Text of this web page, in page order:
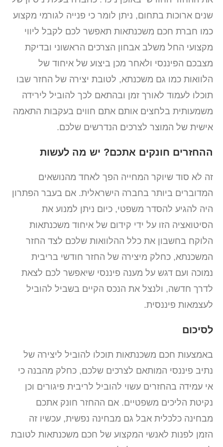
שנים ארוכות בתחום, ניתן לומר כי פנייה לגורמי מקצוע
כמו חברת חכם משכנתאות תאפשר לכם לקבל ליווי
מקצועי החל משלב אבחון הצרכים הראשוני ובדיקת
מצבכם הפיננסי ולאחר מכן ביצוע של איחוד של
הלוואות כמו גם משכנתא, לטובת יצירה של החזר שבו
תוכלו לעמוד לאורך זמן ובהתאם לכך להוביל לירידה
משמעותית בלחצים אותם אתם חווים בעקבות התאמה
אישית של המוצר לצרכים הנדרשים שלכם.
ההחזרים חונקים אתכם? יש מה לעשות
זה לא סוד שיוקר המחייה הפך לאחד מהנושאים
המדוברים ביותר בחברה הישראלית. אם בעבר הפתרון
היה להגיע להסדר משפטי, כיום ניתן למנוע את
הסיטואציה הזו על ידי קידום של איחוד משכנתאות
הלוקח בחשבון את כלל ההלוואות שלכם לצד החזר
המשכנתא, כחלק מיצירה של החזר חודשי בריבית
נמוכה ועם דגש על מענה פיננסי שיאפשר לכם לצאת
לדרך חדשה, ולנצל את הנכס הקיים בשביל להוביל
לעצמאות פיננסית.
לסיכום
באמצעות חכם משכנתאות תוכלו להוביל ליצירה של
נתיב פיננסי המותאם לצרכים שלכם, כחלק מהבנה כי
אי עמידה בהחזרים עשוי להוביל לריבית פיגורים וכן
נקיטת הליכים משפטיים. אם ההחזר חונק אתכם
מבחינה כלכלית אבל גם מבחינה נפשית, עכשיו זה
הזמן לפנות לאנשי המקצוע של חכם משכנתאות לטובת